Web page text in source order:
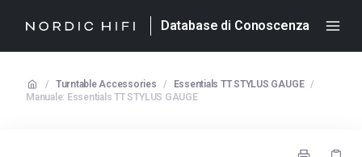
Database di Conoscenza
/ Turntable Accessories / Essentials TT STYLUS GAUGE /
Manuale: Essentials TT STYLUS GAUGE